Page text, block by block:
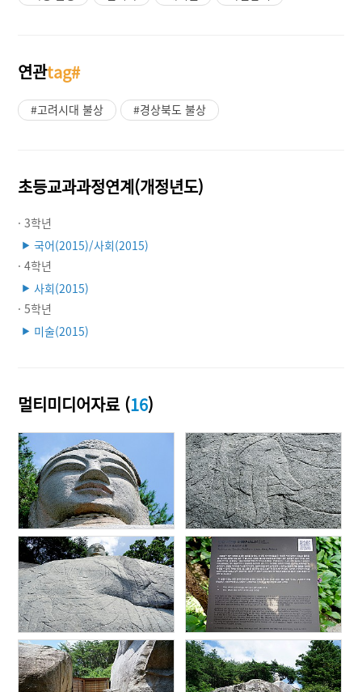
연관tag#
#고려시대 불상 #경상북도 불상
초등교과과정연계(개정년도)
· 3학년
▶ 국어(2015)/사회(2015)
· 4학년
▶ 사회(2015)
· 5학년
▶ 미술(2015)
멀티미디어자료 (16)